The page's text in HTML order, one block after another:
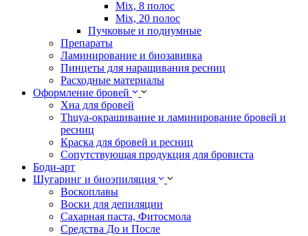
Mix, 8 полос
Mix, 20 полос
Пучковые и подиумные
Препараты
Ламинирование и биозавивка
Пинцеты для наращивания ресниц
Расходные материалы
Оформление бровей
Хна для бровей
Thuya-окрашивание и ламинирование бровей и
ресниц
Краска для бровей и ресниц
Сопутствующая продукция для бровиста
Боди-арт
Шугаринг и биоэпиляция
Воскоплавы
Воски для депиляции
Сахарная паста, Фитосмола
Средства До и После